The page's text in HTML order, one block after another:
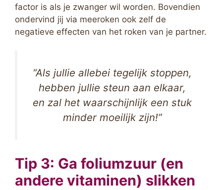
factor is als je zwanger wil worden. Bovendien
ondervind jij via meeroken ook zelf de
negatieve effecten van het roken van je partner.
“Als jullie allebei tegelijk stoppen,
hebben jullie steun aan elkaar,
en zal het waarschijnlijk een stuk
minder moeilijk zijn!”
Tip 3: Ga foliumzuur (en
andere vitaminen) slikken